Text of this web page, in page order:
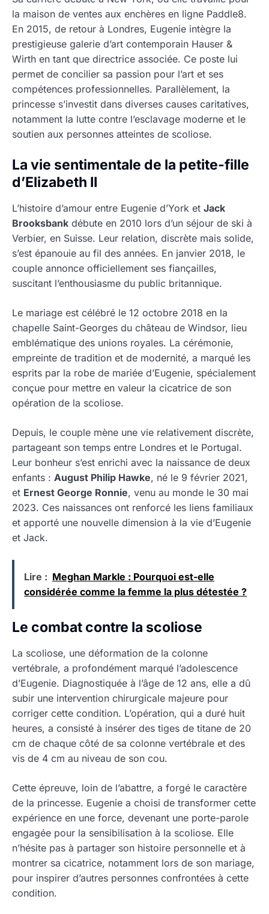
la maison de ventes aux enchères en ligne Paddle8.
En 2015, de retour à Londres, Eugenie intègre la
prestigieuse galerie d’art contemporain Hauser &
Wirth en tant que directrice associée. Ce poste lui
permet de concilier sa passion pour l’art et ses
compétences professionnelles. Parallèlement, la
princesse s’investit dans diverses causes caritatives,
notamment la lutte contre l’esclavage moderne et le
soutien aux personnes atteintes de scoliose.
La vie sentimentale de la petite-fille
d’Elizabeth II
L’histoire d’amour entre Eugenie d’York et Jack
Brooksbank débute en 2010 lors d’un séjour de ski à
Verbier, en Suisse. Leur relation, discrète mais solide,
s’est épanouie au fil des années. En janvier 2018, le
couple annonce officiellement ses fiançailles,
suscitant l’enthousiasme du public britannique.
Le mariage est célébré le 12 octobre 2018 en la
chapelle Saint-Georges du château de Windsor, lieu
emblématique des unions royales. La cérémonie,
empreinte de tradition et de modernité, a marqué les
esprits par la robe de mariée d’Eugenie, spécialement
conçue pour mettre en valeur la cicatrice de son
opération de la scoliose.
Depuis, le couple mène une vie relativement discrète,
partageant son temps entre Londres et le Portugal.
Leur bonheur s’est enrichi avec la naissance de deux
enfants : August Philip Hawke, né le 9 février 2021,
et Ernest George Ronnie, venu au monde le 30 mai
2023. Ces naissances ont renforcé les liens familiaux
et apporté une nouvelle dimension à la vie d’Eugenie
et Jack.
Lire : Meghan Markle : Pourquoi est-elle
considérée comme la femme la plus détestée ?
Le combat contre la scoliose
La scoliose, une déformation de la colonne
vertébrale, a profondément marqué l’adolescence
d’Eugenie. Diagnostiquée à l’âge de 12 ans, elle a dû
subir une intervention chirurgicale majeure pour
corriger cette condition. L’opération, qui a duré huit
heures, a consisté à insérer des tiges de titane de 20
cm de chaque côté de sa colonne vertébrale et des
vis de 4 cm au niveau de son cou.
Cette épreuve, loin de l’abattre, a forgé le caractère
de la princesse. Eugenie a choisi de transformer cette
expérience en une force, devenant une porte-parole
engagée pour la sensibilisation à la scoliose. Elle
n’hésite pas à partager son histoire personnelle et à
montrer sa cicatrice, notamment lors de son mariage,
pour inspirer d’autres personnes confrontées à cette
condition.